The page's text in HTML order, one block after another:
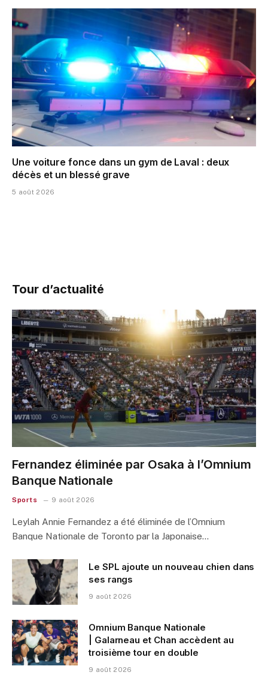
Une voiture fonce dans un gym de Laval : deux
décès et un blessé grave
5 août 2026
Tour d’actualité
Fernandez éliminée par Osaka à l’Omnium
Banque Nationale
Sports 9 août 2026
Leylah Annie Fernandez a été éliminée de l’Omnium
Banque Nationale de Toronto par la Japonaise…
Le SPL ajoute un nouveau chien dans
ses rangs
9 août 2026
Omnium Banque Nationale
| Galarneau et Chan accèdent au
troisième tour en double
9 août 2026